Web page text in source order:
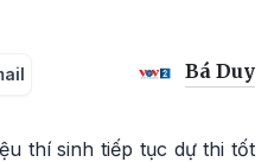
Bá Duy
thí sinh tiếp tục dự thi tốt